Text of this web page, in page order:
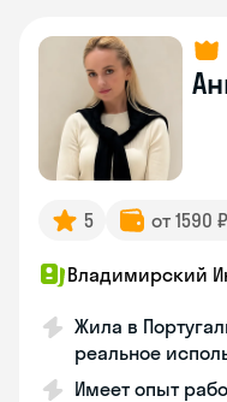
5 от 1590
Владимирский
Жила в
реальное
Имеет опыт